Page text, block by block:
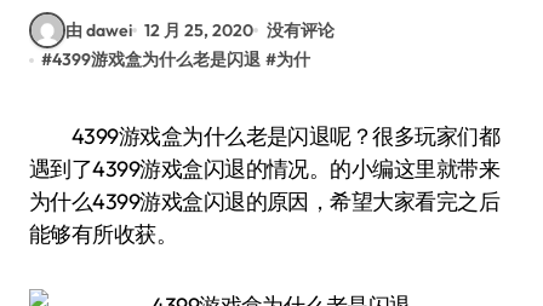
由 dawei 12 月 25, 2020 没有评论
#4399游戏盒为什么老是闪退 #为什
4399游戏盒为什么老是闪退呢？很多玩家们都
遇到了4399游戏盒闪退的情况。的小编这里就带来
为什么4399游戏盒闪退的原因，希望大家看完之后
能够有所收获。